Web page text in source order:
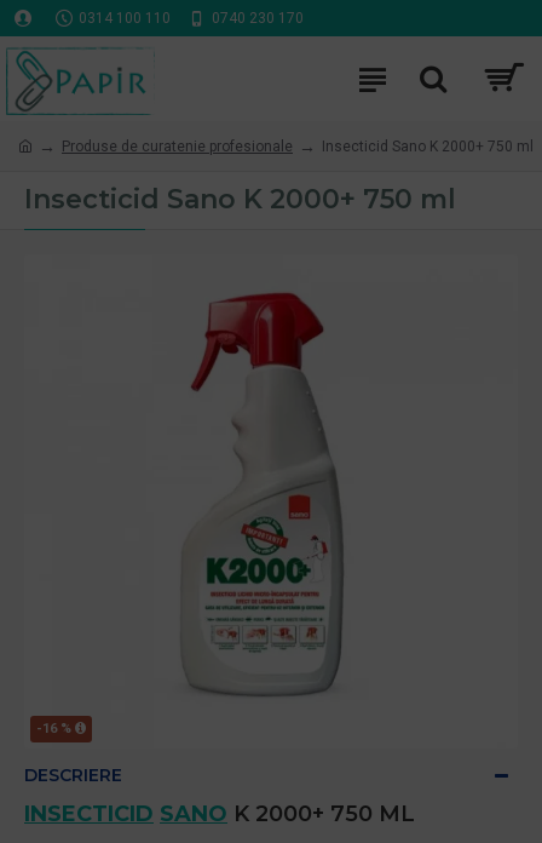
0314 100 110 0740 230 170
Produse de curatenie profesionale Insecticid Sano K 2000+ 750 ml
Insecticid Sano K 2000+ 750 ml
-16 %
DESCRIERE
INSECTICID SANO K 2000+ 750 ML